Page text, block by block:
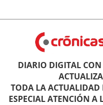
DIARIO DIGITAL
TODA LA ACTUALIDAD
ESPECIAL ATENCIÓN A